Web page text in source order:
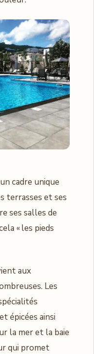
cadre unique
terrasses et ses
ses salles de
« les pieds
aux
Les
épicées ainsi
la mer et la baie
qui promet